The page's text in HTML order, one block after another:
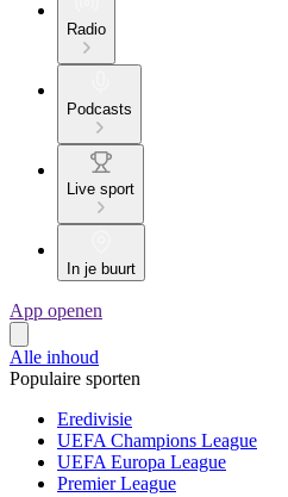
Radio
Podcasts
Live sport
In je buurt
App openen
Alle inhoud
Populaire sporten
Eredivisie
UEFA Champions League
UEFA Europa League
Premier League